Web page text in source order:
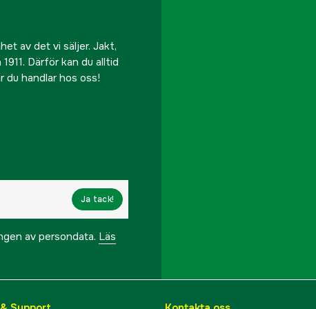
av det vi säljer. Jakt,
Därför kan du alltid
du handlar hos oss!
Ja tack!
av persondata. Läs